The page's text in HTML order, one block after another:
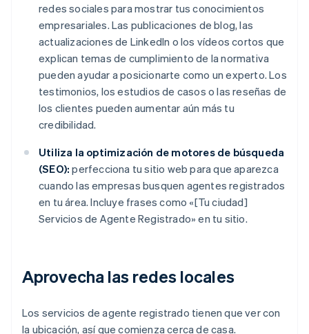
redes sociales para mostrar tus conocimientos
empresariales. Las publicaciones de blog, las
actualizaciones de LinkedIn o los vídeos cortos que
explican temas de cumplimiento de la normativa
pueden ayudar a posicionarte como un experto. Los
testimonios, los estudios de casos o las reseñas de
los clientes pueden aumentar aún más tu
credibilidad.
Utiliza la optimización de motores de búsqueda
(SEO): perfecciona tu sitio web para que aparezca
cuando las empresas busquen agentes registrados
en tu área. Incluye frases como «[Tu ciudad]
Servicios de Agente Registrado» en tu sitio.
Aprovecha las redes locales
Los servicios de agente registrado tienen que ver con
la ubicación, así que comienza cerca de casa.